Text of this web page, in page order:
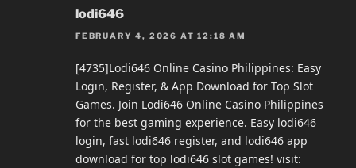
lodi646
FEBRUARY 4, 2026 AT 12:18 AM
[4735]Lodi646 Online Casino Philippines: Easy
Login, Register, & App Download for Top Slot
Games. Join Lodi646 Online Casino Philippines
for the best gaming experience. Easy lodi646
login, fast lodi646 register, and lodi646 app
download for top lodi646 slot games! visit: